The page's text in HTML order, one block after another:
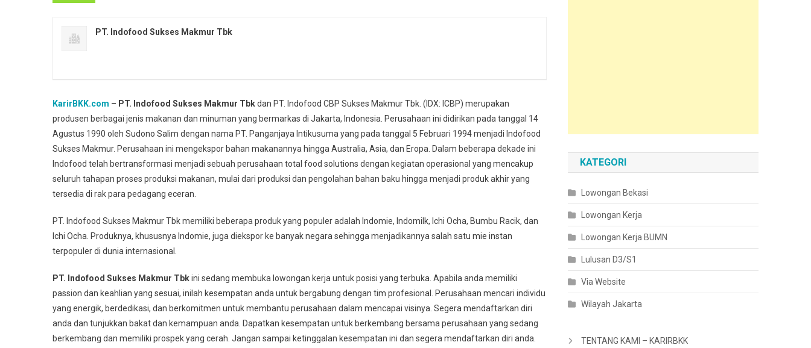
PT. Indofood Sukses Makmur Tbk
KarirBKK.com – PT. Indofood Sukses Makmur Tbkdan PT. Indofood CBP Sukses Makmur Tbk. (IDX: ICBP) merupakan
produsen berbagai jenis makanan dan minuman yang bermarkas di Jakarta, Indonesia. Perusahaan ini didirikan pada tanggal 14
Agustus 1990 oleh Sudono Salim dengan nama PT. Panganjaya Intikusuma yang pada tanggal 5 Februari 1994 menjadi Indofood
Sukses Makmur. Perusahaan ini mengekspor bahan makanannya hingga Australia, Asia, dan Eropa. Dalam beberapa dekade ini
Indofood telah bertransformasi menjadi sebuah perusahaan total food solutions dengan kegiatan operasional yang mencakup
seluruh tahapan proses produksi makanan, mulai dari produksi dan pengolahan bahan baku hingga menjadi produk akhir yang
tersedia di rak para pedagang eceran.
PT. Indofood Sukses Makmur Tbk memiliki beberapa produk yang populer adalah Indomie, Indomilk, Ichi Ocha, Bumbu Racik, dan
Ichi Ocha. Produknya, khususnya Indomie, juga diekspor ke banyak negara sehingga menjadikannya salah satu mie instan
terpopuler di dunia internasional.
PT. Indofood Sukses Makmur Tbkini sedang membuka lowongan kerja untuk posisi yang terbuka. Apabila anda memiliki
passion dan keahlian yang sesuai, inilah kesempatan anda untuk bergabung dengan tim profesional. Perusahaan mencari individu
yang energik, berdedikasi, dan berkomitmen untuk membantu perusahaan dalam mencapai visinya. Segera mendaftarkan diri
anda dan tunjukkan bakat dan kemampuan anda. Dapatkan kesempatan untuk berkembang bersama perusahaan yang sedang
berkembang dan memiliki prospek yang cerah. Jangan sampai ketinggalan kesempatan ini dan segera mendaftarkan diri anda.
KATEGORI
Lowongan Bekasi
Lowongan Kerja
Lowongan Kerja BUMN
Lulusan D3/S1
Via Website
Wilayah Jakarta
TENTANG KAMI – KARIRBKK